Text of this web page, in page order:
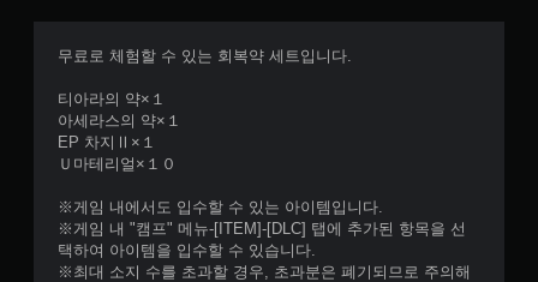
무료로 체험할 수 있는 회복약 세트입니다.
티아라의 약×１
아세라스의 약×１
EP 차지Ⅱ×１
Ｕ마테리얼×１０
※게임 내에서도 입수할 수 있는 아이템입니다.
※게임 내 "캠프" 메뉴-[ITEM]-[DLC] 탭에 추가된 항목을 선
택하여 아이템을 입수할 수 있습니다.
※최대 소지 수를 초과할 경우, 초과분은 폐기되므로 주의해